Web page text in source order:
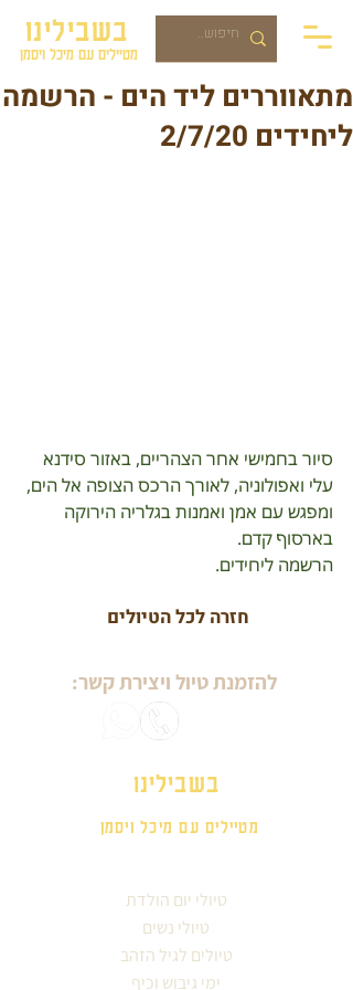
בשבילינו
מטיילים עם מיכל ויסמן
מתאווררים ליד הים - הרשמה
ליחידים 2/7/20
סיור בחמישי אחר הצהריים, באזור סידנא
עלי ואפולוניה, לאורך הרכס הצופה אל הים,
ומפגש עם אמן ואמנות בגלריה הירוקה
בארסוף קדם.
הרשמה ליחידים.
חזרה לכל הטיולים
להזמנת טיול ויצירת קשר:
בשבילינו
מטיילים עם מיכל ויסמן
טיולי יום הולדת
טיולי נשים
טיולים לגיל הזהב
ימי גיבוש וכיף